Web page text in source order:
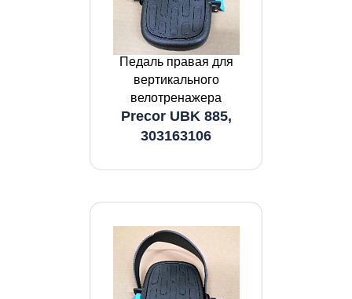
Педаль правая для
вертикального
велотренажера
Precor UBK 885,
303163106